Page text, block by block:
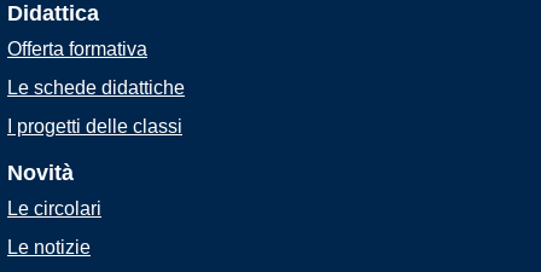
Didattica
Offerta formativa
Le schede didattiche
I progetti delle classi
Novità
Le circolari
Le notizie